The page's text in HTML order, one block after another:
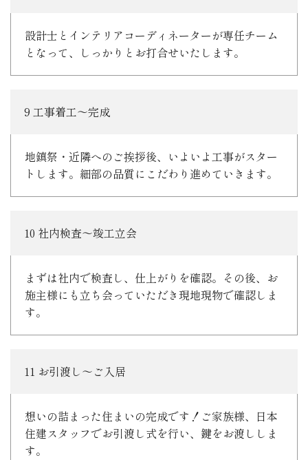
設計士とインテリアコーディネーターが専任チーム
となって、しっかりとお打合せいたします。
9 工事着工～完成
地鎮祭・近隣へのご挨拶後、いよいよ工事がスター
トします。細部の品質にこだわり進めていきます。
10 社内検査～竣工立会
まずは社内で検査し、仕上がりを確認。その後、お
施主様にも立ち会っていただき現地現物で確認しま
す。
11 お引渡し～ご入居
想いの詰まった住まいの完成です！ご家族様、日本
住建スタッフでお引渡し式を行い、鍵をお渡ししま
す。